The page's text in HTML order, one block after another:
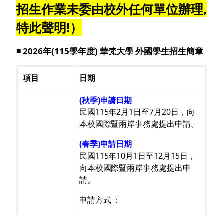
招生作業未委由校外任何單位辦理,
特此聲明!）
◾ 2026年(115學年度) 華梵大學 外國學生招生簡章
項目 日期
(秋季)申請日期
民國115年2月1日至7月20日，向
本校國際暨兩岸事務處提出申請。
(春季)申請日期
民國115年10月1日至12月15日，
向本校國際暨兩岸事務處提出申
請。
申請方式 ：